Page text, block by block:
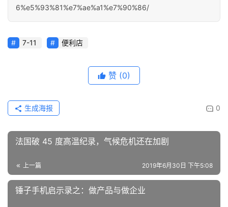
6%e5%93%81%e7%ae%a1%e7%90%86/
7-11 便利店
赞 (0)
0
生成海报
法国破 45 度高温纪录，气候危机还在加剧
上一篇 2019年6月30日 下午5:08
锤子手机启示录之：做产品与做企业